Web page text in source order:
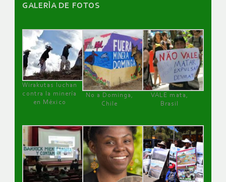
GALERÌA DE FOTOS
Wirakutas luchan
contra la minería
en México
No a Dominga,
Chile
VALE mata,
Brasil